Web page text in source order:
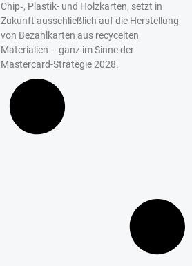
Chip‑, Plastik- und Holzkarten, setzt in
Zukunft ausschließlich auf die Herstellung
von Bezahlkarten aus recycelten
Materialien – ganz im Sinne der
Mastercard-Strategie 2028.